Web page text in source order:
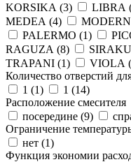
KORSIKA (3) LIBRA
MEDEA (4)
PALERMO (1)
RAGUZA (8)
TRAPANI (1) VIOLA (
Количество отверстий
1 (1) 1 (14)
Расположение смесителя
посередине (9)
Ограничение
нет (1)
Функция экономии